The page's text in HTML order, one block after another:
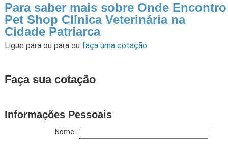
Para saber mais sobre Onde Encontro
Pet Shop Clínica Veterinária na
Cidade Patriarca
Ligue para ou para ou faça uma cotação
Faça sua cotação
Informações Pessoais
Nome: